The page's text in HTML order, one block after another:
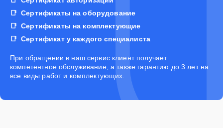
Сертификаты на оборудование
Сертификаты на комплектующие
Сертификат у каждого специалиста
При обращении в наш сервис клиент получает
компетентное обслуживание, а также гарантию до 3 лет на
все виды работ и комплектующих.